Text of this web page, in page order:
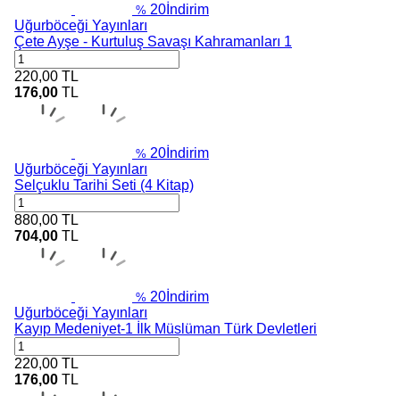
% 20 İndirim
Uğurböceği Yayınları
Çete Ayşe - Kurtuluş Savaşı Kahramanları 1
220,00 TL
176,00 TL
% 20 İndirim
Uğurböceği Yayınları
Selçuklu Tarihi Seti (4 Kitap)
880,00 TL
704,00 TL
% 20 İndirim
Uğurböceği Yayınları
Kayıp Medeniyet-1 İlk Müslüman Türk Devletleri
220,00 TL
176,00 TL